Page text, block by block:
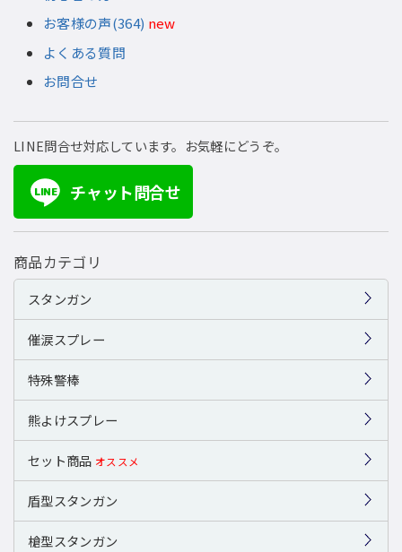
お客様の声(364) new
よくある質問
お問合せ
LINE問合せ対応しています。お気軽にどうぞ。
LINE チャット問合せ
商品カテゴリ
スタンガン
催涙スプレー
特殊警棒
熊よけスプレー
セット商品 オススメ
盾型スタンガン
槍型スタンガン